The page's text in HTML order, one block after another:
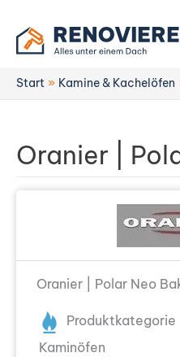
Inhalt
springen
Start Kamine & Kachelöfen
Oranier |
Oranier | Polar Neo
Produktkategorie
Kaminöfen